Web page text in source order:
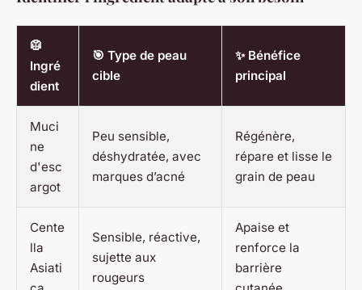
🥼
Ingré
dient
🎯 Type de peau
cible
✨ Bénéfice
principal
Muci
ne
d'esc
argot
Peu sensible,
déshydratée, avec
marques d’acné
Régénère,
répare et lisse le
grain de peau
Cente
lla
Asiati
Sensible, réactive,
sujette aux
rougeurs
Apaise et
renforce la
barrière